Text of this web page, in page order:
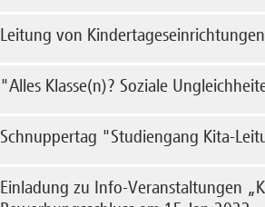
Mit
Leitung von
Ein
"Alles Klasse(n)? Soziale
Zoom
Mehr Informationen finden... mehr erfahren
Schnuppertag "Studiengang Kita-
Campus, Lehrende und Studierende
Einladung zu Info-Veranstaltungen